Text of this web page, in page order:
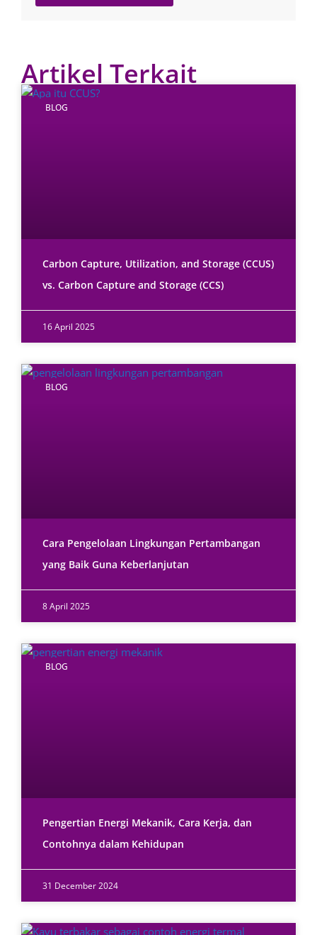
Artikel Terkait
BLOG
Carbon Capture, Utilization, and Storage (CCUS)
vs. Carbon Capture and Storage (CCS)
16 April 2025
BLOG
Cara Pengelolaan Lingkungan Pertambangan
yang Baik Guna Keberlanjutan
8 April 2025
BLOG
Pengertian Energi Mekanik, Cara Kerja, dan
Contohnya dalam Kehidupan
31 December 2024